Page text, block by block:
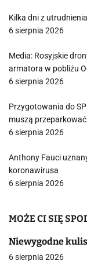
Kilka dni z
6 sierpnia 2026
Media: Rosyjskie
armatora w pobliżu
6 sierpnia 2026
Przygotowania do
muszą
6 sierpnia 2026
Anthony Fauci
koronawirusa
6 sierpnia 2026
MOŻE CI SIĘ
Niewygodne
6 sierpnia 2026